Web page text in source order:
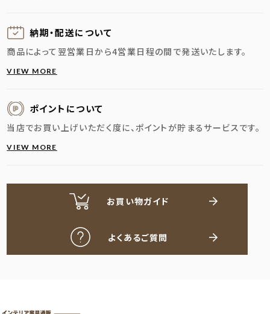
納期・配送に ついて
商品によって翌営業日から4営業日程の間で発送いたします。
VIEW MORE
ポイントについて
当店でお買い上げいただく度に、ポイントが貯まるサービスです。
VIEW MORE
お買い物ガイド
よくあるご質問